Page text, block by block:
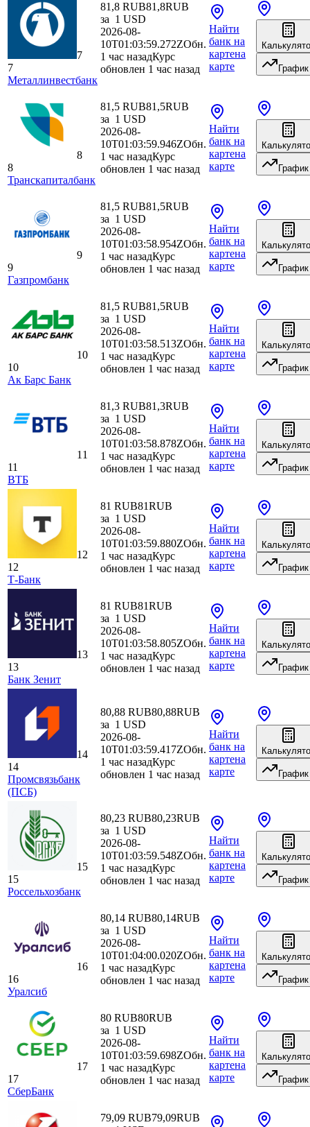
7
7
Металлинвестбанк
81,8 RUB81,8RUB
за 1 USD
2026-08-
10T01:03:59.272ZОбн.
1 час назадКурс
обновлен 1 час назад
Найти
банк на
картена
карте
График
8
8
Транскапиталбанк
81,5 RUB81,5RUB
за 1 USD
2026-08-
10T01:03:59.946ZОбн.
1 час назадКурс
обновлен 1 час назад
Найти
банк на
картена
карте
График
9
9
Газпромбанк
81,5 RUB81,5RUB
за 1 USD
2026-08-
10T01:03:58.954ZОбн.
1 час назадКурс
обновлен 1 час назад
Найти
банк на
картена
карте
График
10
10
Ак Барс Банк
81,5 RUB81,5RUB
за 1 USD
2026-08-
10T01:03:58.513ZОбн.
1 час назадКурс
обновлен 1 час назад
Найти
банк на
картена
карте
График
11
11
ВТБ
81,3 RUB81,3RUB
за 1 USD
2026-08-
10T01:03:58.878ZОбн.
1 час назадКурс
обновлен 1 час назад
Найти
банк на
картена
карте
График
12
12
Т-Банк
81 RUB81RUB
за 1 USD
2026-08-
10T01:03:59.880ZОбн.
1 час назадКурс
обновлен 1 час назад
Найти
банк на
картена
карте
График
13
13
Банк Зенит
81 RUB81RUB
за 1 USD
2026-08-
10T01:03:58.805ZОбн.
1 час назадКурс
обновлен 1 час назад
Найти
банк на
картена
карте
График
14
14
Промсвязьбанк
(ПСБ)
80,88 RUB80,88RUB
за 1 USD
2026-08-
10T01:03:59.417ZОбн.
1 час назадКурс
обновлен 1 час назад
Найти
банк на
картена
карте
График
15
15
Россельхозбанк
80,23 RUB80,23RUB
за 1 USD
2026-08-
10T01:03:59.548ZОбн.
1 час назадКурс
обновлен 1 час назад
Найти
банк на
картена
карте
График
16
16
Уралсиб
80,14 RUB80,14RUB
за 1 USD
2026-08-
10T01:04:00.020ZОбн.
1 час назадКурс
обновлен 1 час назад
Найти
банк на
картена
карте
График
17
17
СберБанк
80 RUB80RUB
за 1 USD
2026-08-
10T01:03:59.698ZОбн.
1 час назадКурс
обновлен 1 час назад
Найти
банк на
картена
карте
График
79,09 RUB79,09RUB